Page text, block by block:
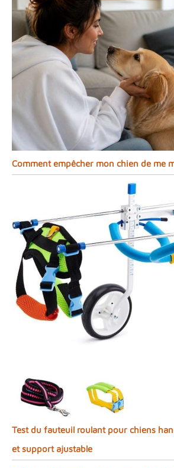
Comment empêcher mon chien de me
Test du fauteuil roulant pour chiens
et support ajustable